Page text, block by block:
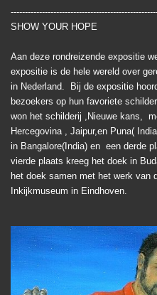
SHOW YOUR HOPE
Aan deze rondreizende expositie
expositie is de hele wereld over
in Nederland. Bij de expositie
bezoekers op hun favoriete
won het schilderij ,Nieuwe kans,
Hercegovina , Jaipur,en Puna(
in Bangalore(India) en een derde
vierde plaats kreeg het doek in
het doek samen met het werk van
Inkijkmuseum in Eindhoven.